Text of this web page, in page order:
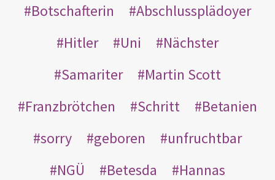
Botschafterin
Abschlussplädoyer
Hitler
Uni
Nächster
Samariter
Martin Scott
Franzbrötchen
Schritt
Betanien
sorry
geboren
unfruchtbar
NGÜ
Betesda
Hannas